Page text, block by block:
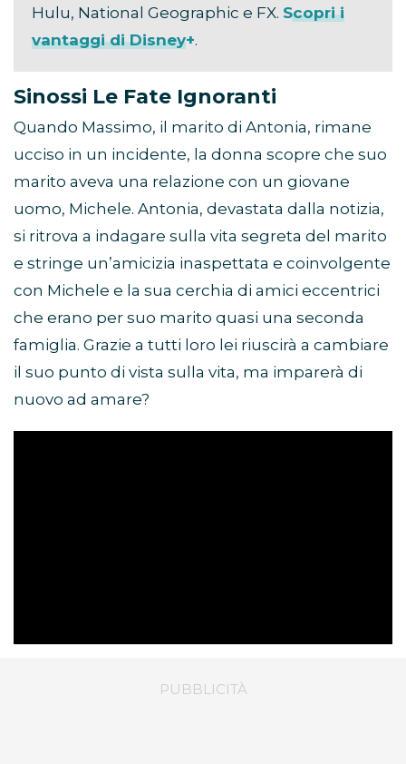
Hulu, National Geographic e FX. Scopri i
vantaggi di Disney+.
Sinossi Le Fate Ignoranti
Quando Massimo, il marito di Antonia, rimane
ucciso in un incidente, la donna scopre che suo
marito aveva una relazione con un giovane
uomo, Michele. Antonia, devastata dalla notizia,
si ritrova a indagare sulla vita segreta del marito
e stringe un’amicizia inaspettata e coinvolgente
con Michele e la sua cerchia di amici eccentrici
che erano per suo marito quasi una seconda
famiglia. Grazie a tutti loro lei riuscirà a cambiare
il suo punto di vista sulla vita, ma imparerà di
nuovo ad amare?